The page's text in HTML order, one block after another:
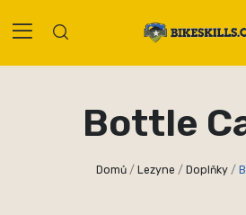
Bottle
Domů Lezyne Doplňky